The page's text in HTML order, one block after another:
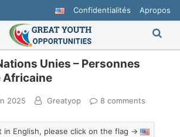
Confidentialités Apropos
Unies – Personnes
Africaine
2025 Greatyop 8 comments
in English, please click on the flag →